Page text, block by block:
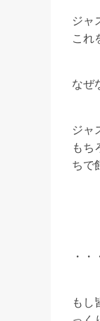
ジャ
これ
なぜ
ジャ
もち
ちで
・
もし